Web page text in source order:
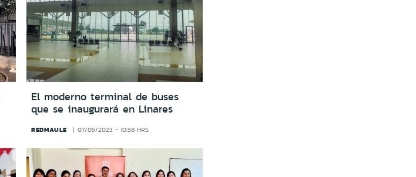
El moderno terminal de buses
que se inaugurará en Linares
REDMAULE 07/05/2023 - 10:58 HRS